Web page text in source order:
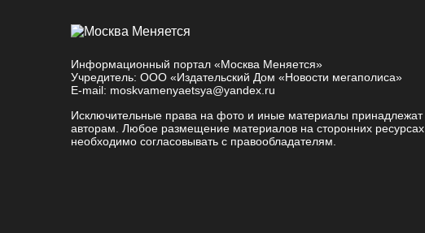
Информационный портал «Москва Меняется»
Учредитель: ООО «Издательский Дом «Новости мегаполиса»
E-mail: moskvamenyaetsya@yandex.ru
Исключительные права на фото и иные материалы принадлежат
авторам. Любое размещение материалов на сторонних ресурсах
необходимо согласовывать с правообладателям.